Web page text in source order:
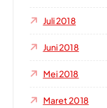
Juli 2018
Juni 2018
Mei 2018
Maret 2018